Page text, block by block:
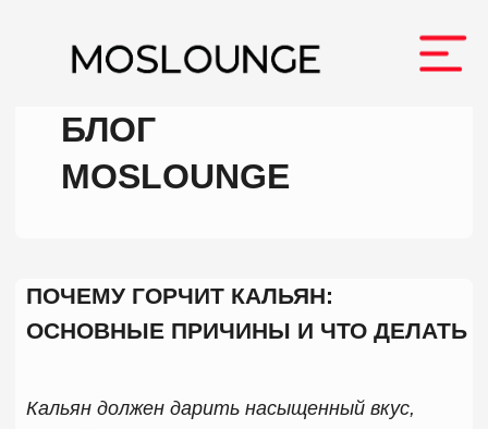
О нас
Меню
Главная
MOSLOUNGE
нашем Telegram-канале
Кальян должен дарить насыщенный вкус,
многие любители сталкиваются с
закономерный вопрос: почему горчит кальян и